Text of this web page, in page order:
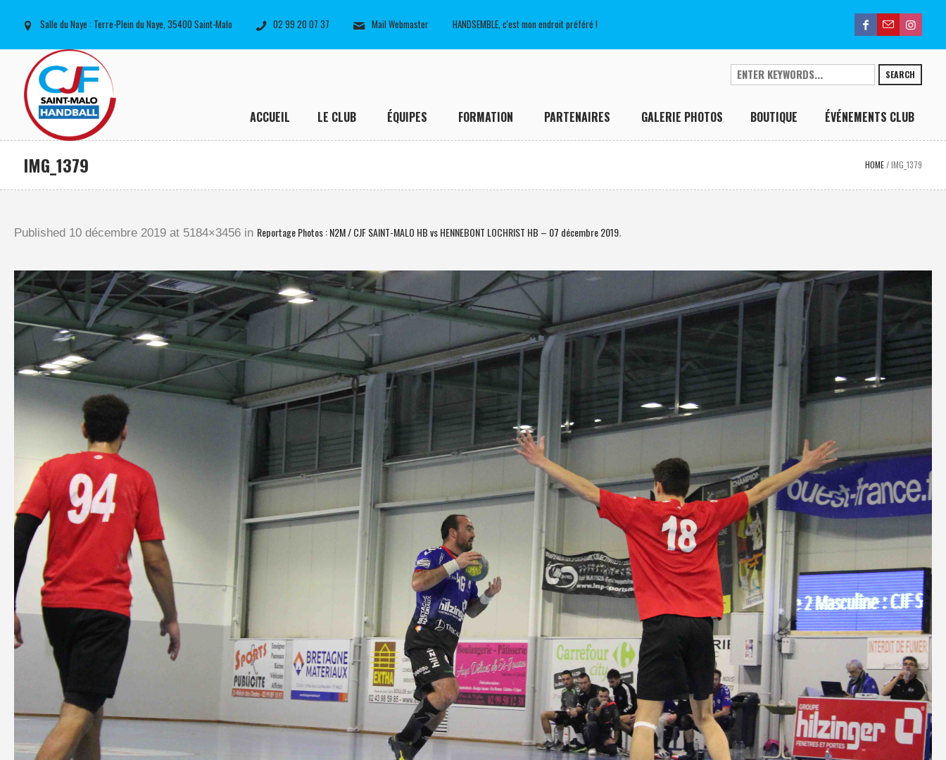
Salle du Naye : Terre-Plein du Naye, 35400 Saint-Malo 02 99 20 07 37 Mail Webmaster HANDSEMBLE, c'est mon endroit préféré !
SEARCH
ACCUEIL LE CLUB ÉQUIPES FORMATION PARTENAIRES GALERIE PHOTOS BOUTIQUE ÉVÉNEMENTS CLUB
IMG_1379 HOME /IMG_1379
Published 10 décembre 2019 at 5184×3456 in Reportage Photos : N2M / CJF SAINT-MALO HB vs HENNEBONT LOCHRIST HB – 07 décembre 2019.